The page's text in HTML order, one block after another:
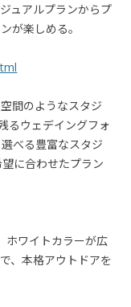
ュアルプランからプ
が楽しめる。
間のようなスタジ
るウェデイングフォ
べる豊富なスタジ
に合わせたプラン
ホワイトカラーが広
、本格アウトドアを